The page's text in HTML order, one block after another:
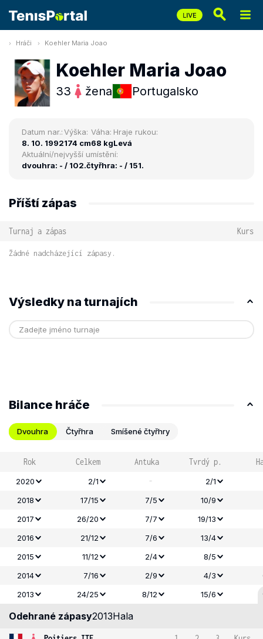
Hráči Koehler Maria Joao
Koehler Maria Joao
33 žena Portugalsko
Datum nar.:
8. 10. 1992
Výška:
174 cm
Váha:
68 kg
Hraje rukou:
Levá
Aktuální/nejvyšší umístění:
dvouhra: - / 102.čtyřhra: - / 151.
Příští zápas
Turnaj a zápas Kurs
Žádné nadcházející zápasy.
Výsledky na turnajích
Bilance hráče
Dvouhra Čtyřhra Smíšené čtyřhry
Rok Celkem Antuka Tvrdý p.
2020 2/1 -
2/1
2018
17/15 7/5
10/9
2017
26/20 7/7
19/13
2016
21/12 7/6
13/4
2015
11/12 2/4
8/5
2014
7/16 2/9 4/3
2013
24/25 8/12 15/6
Odehrané zápasy2013Hala